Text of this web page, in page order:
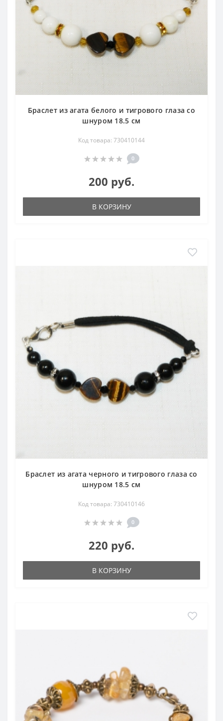
Браслет из агата белого и тигрового глаза со
шнуром 18.5 см
Код товара: 730410144
0
200 руб.
В КОРЗИНУ
Браслет из агата черного и тигрового глаза со
шнуром 18.5 см
Код товара: 730410146
0
220 руб.
В КОРЗИНУ